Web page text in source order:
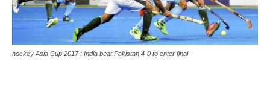
hockey Asia Cup 2017 : India beat Pakistan 4-0 to enter final